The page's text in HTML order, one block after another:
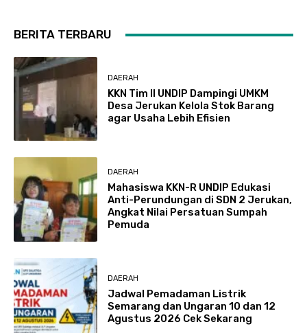
BERITA TERBARU
DAERAH
KKN Tim II UNDIP Dampingi UMKM
Desa Jerukan Kelola Stok Barang
agar Usaha Lebih Efisien
DAERAH
Mahasiswa KKN-R UNDIP Edukasi
Anti-Perundungan di SDN 2 Jerukan,
Angkat Nilai Persatuan Sumpah
Pemuda
DAERAH
Jadwal Pemadaman Listrik
Semarang dan Ungaran 10 dan 12
Agustus 2026 Cek Sekarang